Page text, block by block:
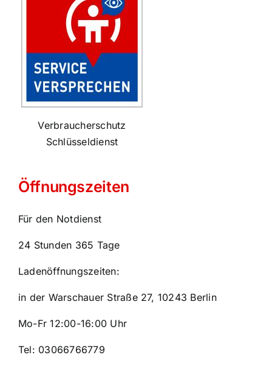
Verbraucherschutz
Schlüsseldienst
Öffnungszeiten
Für den Notdienst
24 Stunden 365 Tage
Ladenöffnungszeiten:
in der Warschauer Straße 27, 10243 Berlin
Mo-Fr 12:00-16:00 Uhr
Tel: 03066766779